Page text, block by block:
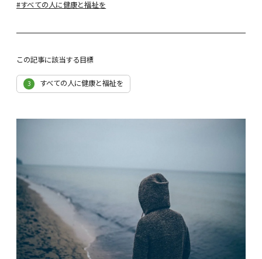
#すべての人に健康と福祉を
この記事に該当する目標
3 すべての人に健康と福祉を